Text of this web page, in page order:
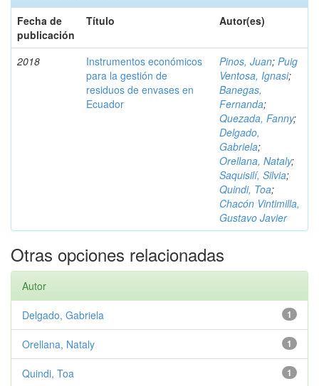
Fecha de
publicación
Título Autor(es)
2018
Instrumentos económicos
para la gestión de
residuos de envases en
Ecuador
Pinos, Juan; Puig
Ventosa, Ignasi;
Banegas,
Fernanda;
Quezada, Fanny;
Delgado,
Gabriela;
Orellana, Nataly;
Saquisilí, Silvia;
Quindi, Toa;
Chacón Vintimilla,
Gustavo Javier
Otras opciones relacionadas
Autor
1
Delgado, Gabriela
1
Orellana, Nataly
1
Quindi, Toa